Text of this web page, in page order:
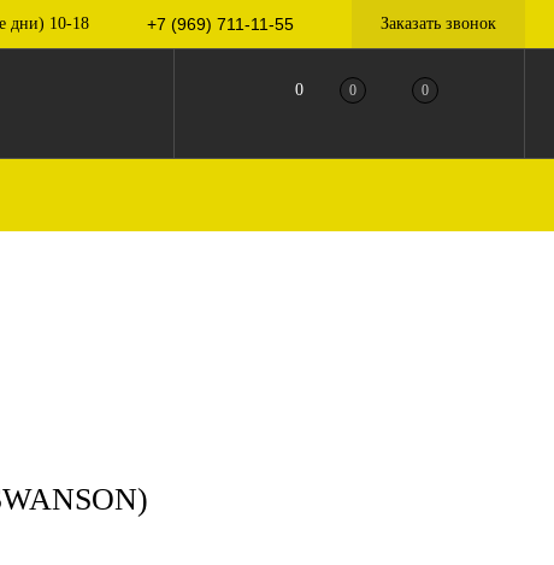
дни) 10-18 +7 (969) 711-11-55 Заказать звонок
0 0 0